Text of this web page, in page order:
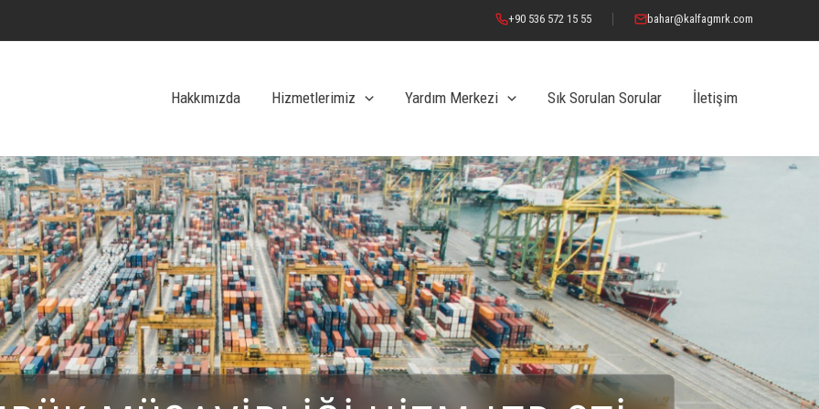
+90 536 572 15 55 bahar@kalfagmrk.com
Hakkımızda Hizmetlerimiz Yardım Merkezi Sık Sorulan Sorular İletişim